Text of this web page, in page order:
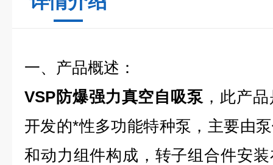
一、产品概述：
VSP防爆强力真空自吸泵 ，此产
开发的*性多功能特种泵，主要由
和动力组件构成，转子组合件安